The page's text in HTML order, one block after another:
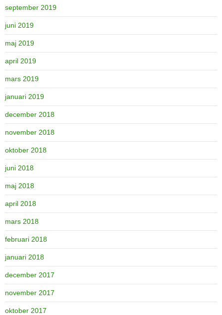
september 2019
juni 2019
maj 2019
april 2019
mars 2019
januari 2019
december 2018
november 2018
oktober 2018
juni 2018
maj 2018
april 2018
mars 2018
februari 2018
januari 2018
december 2017
november 2017
oktober 2017